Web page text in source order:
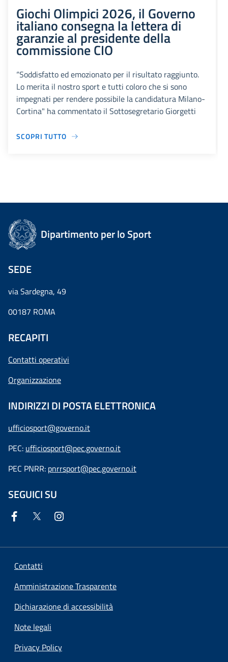
Giochi Olimpici 2026, il Governo
italiano consegna la lettera di
garanzie al presidente della
commissione CIO
“Soddisfatto ed emozionato per il risultato raggiunto.
Lo merita il nostro sport e tutti coloro che si sono
impegnati per rendere possibile la candidatura Milano-
Cortina" ha commentato il Sottosegretario Giorgetti
SCOPRI TUTTO
Dipartimento per lo Sport
SEDE
via Sardegna, 49
00187 ROMA
RECAPITI
Contatti operativi
Organizzazione
INDIRIZZI DI POSTA ELETTRONICA
ufficiosport@governo.it
PEC: ufficiosport@pec.governo.it
PEC PNRR: pnrrsport@pec.governo.it
SEGUICI SU
Contatti
Amministrazione Trasparente
Dichiarazione di accessibilità
Note legali
Privacy Policy